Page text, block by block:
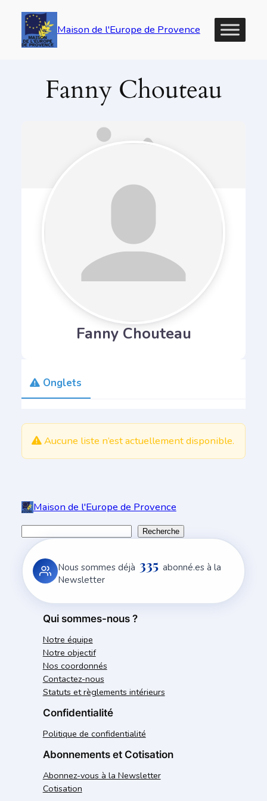
Aller
Maison de l'Europe de Provence
Fanny Chouteau
Fanny Chouteau
Onglets
Aucune liste n’est actuellement disponible.
Maison de l'Europe de Provence
c
h
Recherche
Nous sommes déjà 335 abonné.es à la
Newsletter
Qui sommes-nous ?
Notre équipe
Notre objectif
Nos coordonnés
Contactez-nous
Statuts et règlements intérieurs
Confidentialité
Politique de confidentialité
Abonnements et Cotisation
Abonnez-vous à la Newsletter
Cotisation